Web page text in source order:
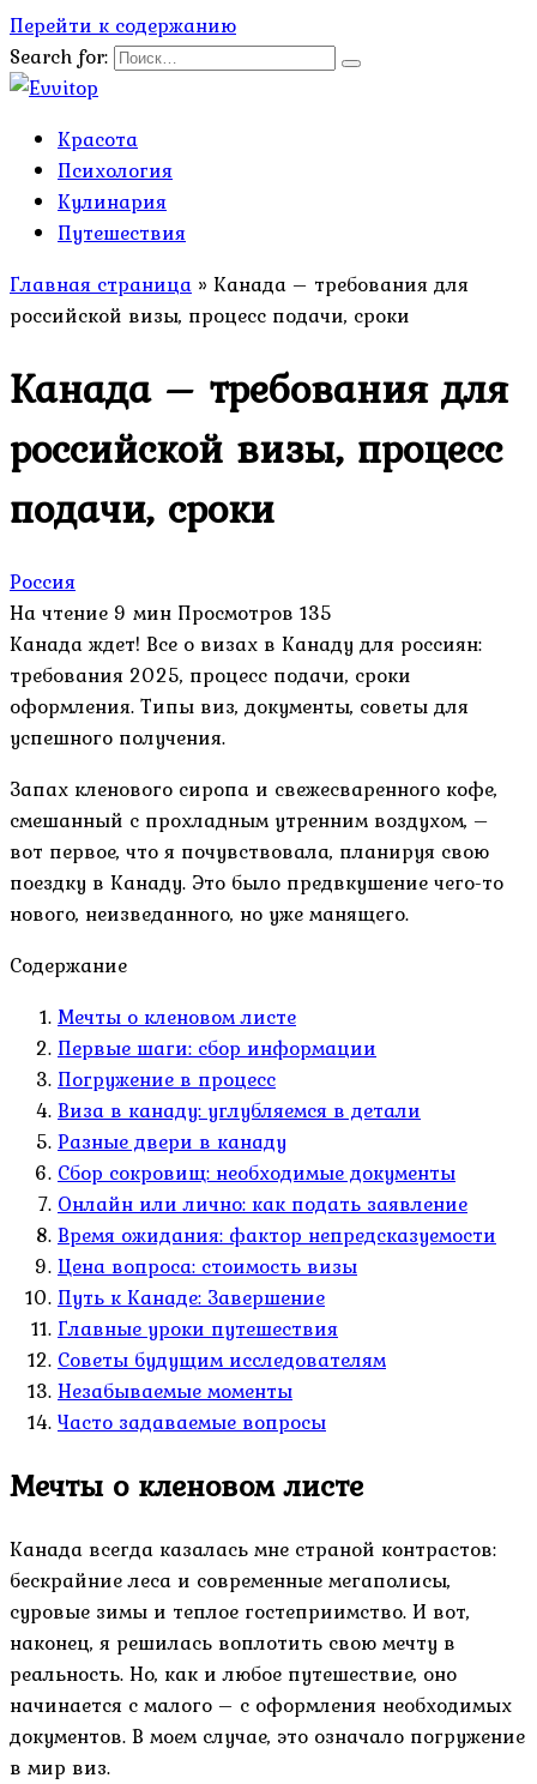
Перейти к содержанию
Search for:
Красота
Психология
Кулинария
Путешествия
Главная страница » Канада – требования для
российской визы, процесс подачи, сроки
Канада – требования для
российской визы, процесс
подачи, сроки
Россия
На чтение 9 мин Просмотров 135
Канада ждет! Все о визах в Канаду для россиян:
требования 2025, процесс подачи, сроки
оформления. Типы виз, документы, советы для
успешного получения.
Запах кленового сиропа и свежесваренного кофе,
смешанный с прохладным утренним воздухом, –
вот первое, что я почувствовала, планируя свою
поездку в Канаду. Это было предвкушение чего-то
нового, неизведанного, но уже манящего.
Содержание
Мечты о кленовом листе
Первые шаги: сбор информации
Погружение в процесс
Виза в канаду: углубляемся в детали
Разные двери в канаду
Сбор сокровищ: необходимые документы
Онлайн или лично: как подать заявление
Время ожидания: фактор непредсказуемости
Цена вопроса: стоимость визы
Путь к Канаде: Завершение
Главные уроки путешествия
Советы будущим исследователям
Незабываемые моменты
Часто задаваемые вопросы
Мечты о кленовом листе
Канада всегда казалась мне страной контрастов:
бескрайние леса и современные мегаполисы,
суровые зимы и теплое гостеприимство. И вот,
наконец, я решилась воплотить свою мечту в
реальность. Но, как и любое путешествие, оно
начинается с малого – с оформления необходимых
документов. В моем случае, это означало погружение
в мир виз.